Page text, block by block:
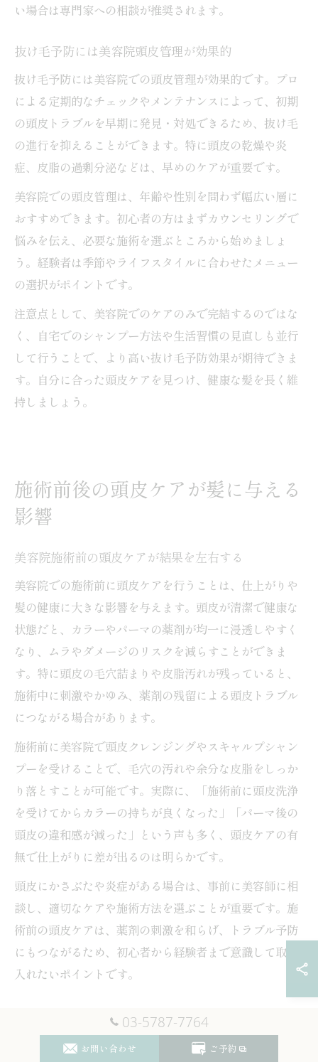
い場合は専門家への相談が推奨されます。
抜け毛予防には美容院頭皮管理が効果的
抜け毛予防には美容院での頭皮管理が効果的です。プロ
による定期的なチェックやメンテナンスによって、初期
の頭皮トラブルを早期に発見・対処できるため、抜け毛
の進行を抑えることができます。特に頭皮の乾燥や炎
症、皮脂の過剰分泌などは、早めのケアが重要です。
美容院での頭皮管理は、年齢や性別を問わず幅広い層に
おすすめできます。初心者の方はまずカウンセリングで
悩みを伝え、必要な施術を選ぶところから始めましょ
う。経験者は季節やライフスタイルに合わせたメニュー
の選択がポイントです。
注意点として、美容院でのケアのみで完結するのではな
く、自宅でのシャンプー方法や生活習慣の見直しも並行
して行うことで、より高い抜け毛予防効果が期待できま
す。自分に合った頭皮ケアを見つけ、健康な髪を長く維
持しましょう。
施術前後の頭皮ケアが髪に与える
影響
美容院施術前の頭皮ケアが結果を左右する
美容院での施術前に頭皮ケアを行うことは、仕上がりや
髪の健康に大きな影響を与えます。頭皮が清潔で健康な
状態だと、カラーやパーマの薬剤が均一に浸透しやすく
なり、ムラやダメージのリスクを減らすことができま
す。特に頭皮の毛穴詰まりや皮脂汚れが残っていると、
施術中に刺激やかゆみ、薬剤の残留による頭皮トラブル
につながる場合があります。
施術前に美容院で頭皮クレンジングやスキャルプシャン
プーを受けることで、毛穴の汚れや余分な皮脂をしっか
り落とすことが可能です。実際に、「施術前に頭皮洗浄
を受けてからカラーの持ちが良くなった」「パーマ後の
頭皮の違和感が減った」という声も多く、頭皮ケアの有
無で仕上がりに差が出るのは明らかです。
頭皮にかさぶたや炎症がある場合は、事前に美容師に相
談し、適切なケアや施術方法を選ぶことが重要です。施
術前の頭皮ケアは、薬剤の刺激を和らげ、トラブル予防
にもつながるため、初心者から経験者まで意識して取り
入れたいポイントです。
美容院施術後の頭皮ケアで美髪をキープ
美容院での施術後も頭皮ケアは欠かせません。施術に使
03-5787-7764
お問い合わせ ご予約